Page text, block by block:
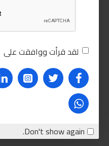
لقد قرأت ووافقت على
Don't show again.